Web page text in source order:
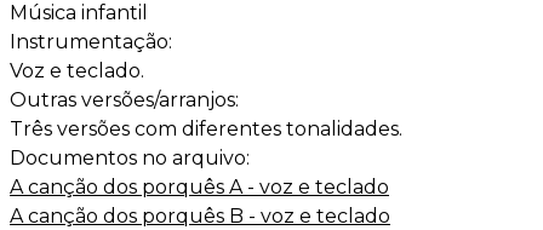
Música infantil
Instrumentação:
Voz e teclado.
Outras versões/arranjos:
Três versões com diferentes tonalidades.
Documentos no arquivo:
A canção dos porquês A - voz e teclado
A canção dos porquês B - voz e teclado